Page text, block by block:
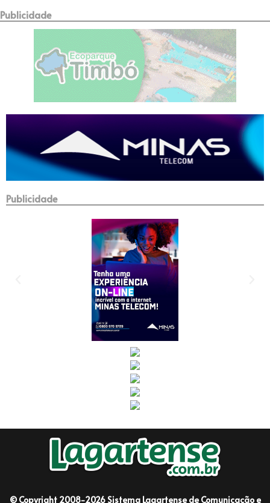
Publicidade
Publicidade
© Copyright 2008-2026 Sistema Lagartense de Comunicação e